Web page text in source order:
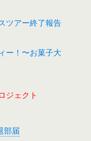
ツアー終了報告
ー！〜お菓子大
ジェクト
部届